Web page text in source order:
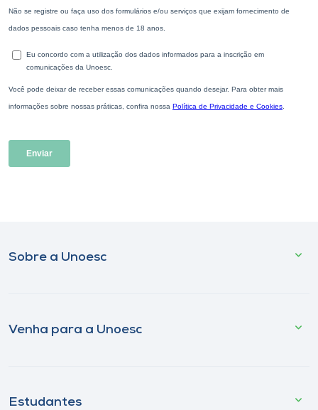
Sobre a Unoesc
Venha para a Unoesc
Estudantes